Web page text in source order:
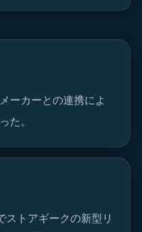
ーカーとの連携によ
た。
ストアギークの新型リ